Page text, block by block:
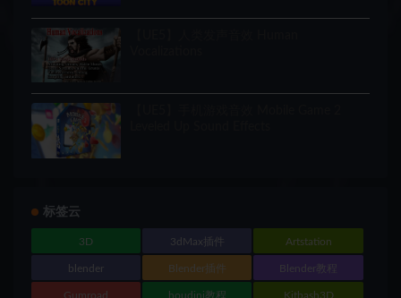
标签云
3D 3dMax插件 Artstation
blender Blender插件 Blender教程
Gumroad houdini教程 Kitbash3D